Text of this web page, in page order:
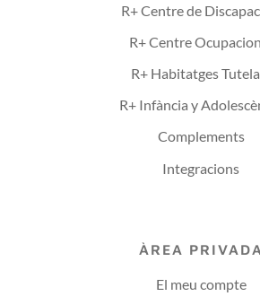
R+ Centre de
R+ Centre
R+ Habitatges
R+ Infància y
Complements
Integracions
ÀREA PRIVADA
El meu compte